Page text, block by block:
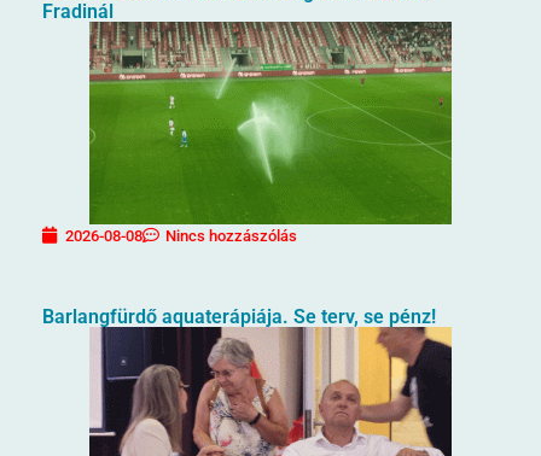
Fradinál
2026-08-08 Nincs hozzászólás
Barlangfürdő aquaterápiája. Se terv, se pénz!